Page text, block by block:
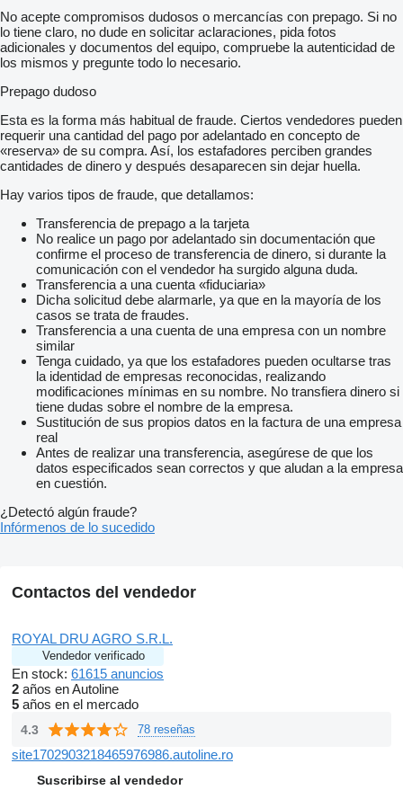
No acepte compromisos dudosos o mercancías con prepago. Si no
lo tiene claro, no dude en solicitar aclaraciones, pida fotos
adicionales y documentos del equipo, compruebe la autenticidad de
los mismos y pregunte todo lo necesario.
Prepago dudoso
Esta es la forma más habitual de fraude. Ciertos vendedores pueden
requerir una cantidad del pago por adelantado en concepto de
«reserva» de su compra. Así, los estafadores perciben grandes
cantidades de dinero y después desaparecen sin dejar huella.
Hay varios tipos de fraude, que detallamos:
Transferencia de prepago a la tarjeta
No realice un pago por adelantado sin documentación que
confirme el proceso de transferencia de dinero, si durante la
comunicación con el vendedor ha surgido alguna duda.
Transferencia a una cuenta «fiduciaria»
Dicha solicitud debe alarmarle, ya que en la mayoría de los
casos se trata de fraudes.
Transferencia a una cuenta de una empresa con un nombre
similar
Tenga cuidado, ya que los estafadores pueden ocultarse tras
la identidad de empresas reconocidas, realizando
modificaciones mínimas en su nombre. No transfiera dinero si
tiene dudas sobre el nombre de la empresa.
Sustitución de sus propios datos en la factura de una empresa
real
Antes de realizar una transferencia, asegúrese de que los
datos especificados sean correctos y que aludan a la empresa
en cuestión.
¿Detectó algún fraude?
Infórmenos de lo sucedido
Contactos del vendedor
ROYAL DRU AGRO S.R.L.
Vendedor verificado
En stock: 61615 anuncios
2 años en Autoline
5 años en el mercado
4.3 78 reseñas
site1702903218465976986.autoline.ro
Suscribirse al vendedor